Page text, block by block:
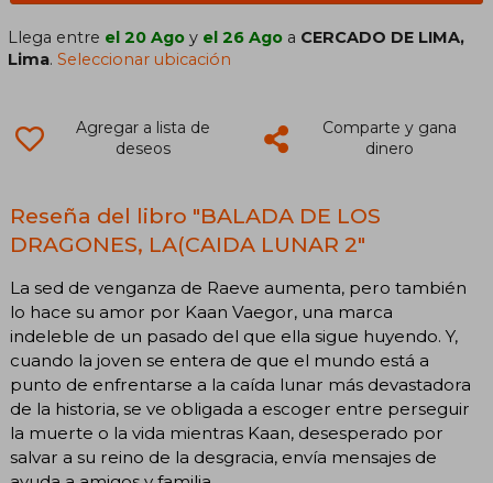
Llega entre el 20 Ago y el 26 Ago a CERCADO DE LIMA,
Lima.Seleccionar ubicación
Agregar a lista de
deseos
Comparte y gana
dinero
Reseña del libro "BALADA DE LOS
DRAGONES, LA(CAIDA LUNAR 2"
La sed de venganza de Raeve aumenta, pero también
lo hace su amor por Kaan Vaegor, una marca
indeleble de un pasado del que ella sigue huyendo. Y,
cuando la joven se entera de que el mundo está a
punto de enfrentarse a la caída lunar más devastadora
de la historia, se ve obligada a escoger entre perseguir
la muerte o la vida mientras Kaan, desesperado por
salvar a su reino de la desgracia, envía mensajes de